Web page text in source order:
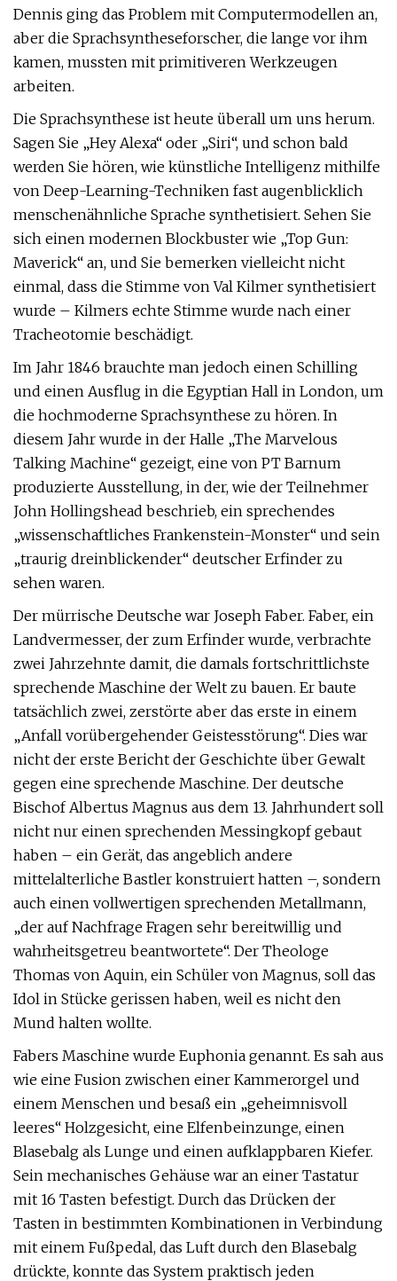
Dennis ging das Problem mit Computermodellen an,
aber die Sprachsyntheseforscher, die lange vor ihm
kamen, mussten mit primitiveren Werkzeugen
arbeiten.
Die Sprachsynthese ist heute überall um uns herum.
Sagen Sie „Hey Alexa“ oder „Siri“, und schon bald
werden Sie hören, wie künstliche Intelligenz mithilfe
von Deep-Learning-Techniken fast augenblicklich
menschenähnliche Sprache synthetisiert. Sehen Sie
sich einen modernen Blockbuster wie „Top Gun:
Maverick“ an, und Sie bemerken vielleicht nicht
einmal, dass die Stimme von Val Kilmer synthetisiert
wurde – Kilmers echte Stimme wurde nach einer
Tracheotomie beschädigt.
Im Jahr 1846 brauchte man jedoch einen Schilling
und einen Ausflug in die Egyptian Hall in London, um
die hochmoderne Sprachsynthese zu hören. In
diesem Jahr wurde in der Halle „The Marvelous
Talking Machine“ gezeigt, eine von PT Barnum
produzierte Ausstellung, in der, wie der Teilnehmer
John Hollingshead beschrieb, ein sprechendes
„wissenschaftliches Frankenstein-Monster“ und sein
„traurig dreinblickender“ deutscher Erfinder zu
sehen waren.
Der mürrische Deutsche war Joseph Faber. Faber, ein
Landvermesser, der zum Erfinder wurde, verbrachte
zwei Jahrzehnte damit, die damals fortschrittlichste
sprechende Maschine der Welt zu bauen. Er baute
tatsächlich zwei, zerstörte aber das erste in einem
„Anfall vorübergehender Geistesstörung“. Dies war
nicht der erste Bericht der Geschichte über Gewalt
gegen eine sprechende Maschine. Der deutsche
Bischof Albertus Magnus aus dem 13. Jahrhundert soll
nicht nur einen sprechenden Messingkopf gebaut
haben – ein Gerät, das angeblich andere
mittelalterliche Bastler konstruiert hatten –, sondern
auch einen vollwertigen sprechenden Metallmann,
„der auf Nachfrage Fragen sehr bereitwillig und
wahrheitsgetreu beantwortete“. Der Theologe
Thomas von Aquin, ein Schüler von Magnus, soll das
Idol in Stücke gerissen haben, weil es nicht den
Mund halten wollte.
Fabers Maschine wurde Euphonia genannt. Es sah aus
wie eine Fusion zwischen einer Kammerorgel und
einem Menschen und besaß ein „geheimnisvoll
leeres“ Holzgesicht, eine Elfenbeinzunge, einen
Blasebalg als Lunge und einen aufklappbaren Kiefer.
Sein mechanisches Gehäuse war an einer Tastatur
mit 16 Tasten befestigt. Durch das Drücken der
Tasten in bestimmten Kombinationen in Verbindung
mit einem Fußpedal, das Luft durch den Blasebalg
drückte, konnte das System praktisch jeden